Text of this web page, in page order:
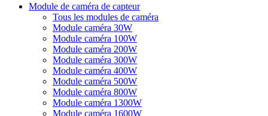
Module de caméra de capteur
Tous les modules de caméra
Module caméra 30W
Module caméra 100W
Module caméra 200W
Module caméra 300W
Module caméra 400W
Module caméra 500W
Module caméra 800W
Module caméra 1300W
Module caméra 1600W